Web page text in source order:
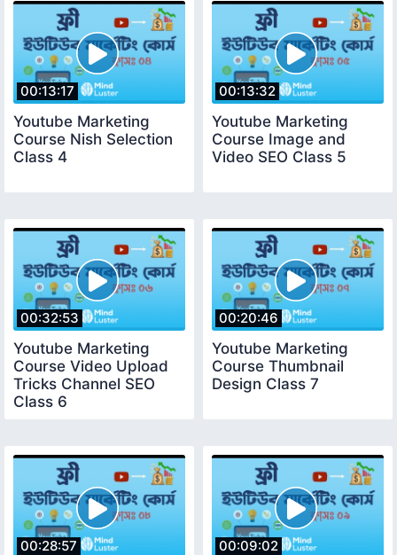
00:13:17
Youtube Marketing
Course Nish Selection
Class 4
00:13:32
Youtube Marketing
Course Image and
Video SEO Class 5
00:32:53
Youtube Marketing
Course Video Upload
Tricks Channel SEO
Class 6
00:20:46
Youtube Marketing
Course Thumbnail
Design Class 7
00:28:57 00:09:02